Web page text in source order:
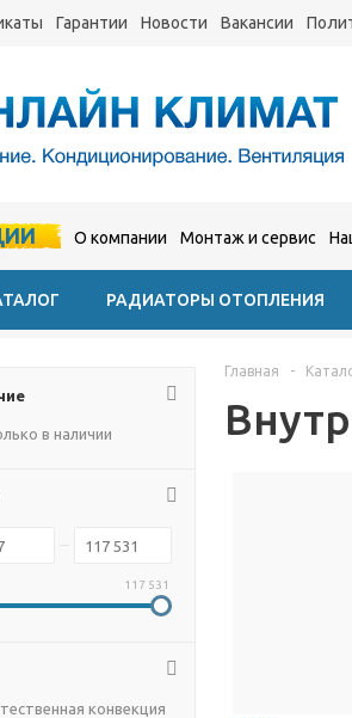
Гарантии Новости Вакансии
О компании Монтаж и сервис
РАДИАТОРЫ ОТОПЛЕНИЯ
в наличии
117 531
конвекция
Главная -